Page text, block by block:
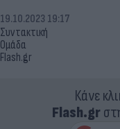
Συντακτική
Ομάδα
Flash.gr
19.10.2023 19:17
Κάνε
Flash.gr